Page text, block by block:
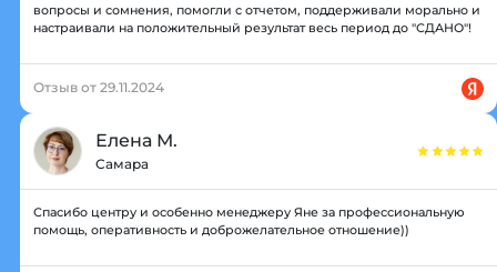
вопросы и сомнения, помогли с отчетом, поддерживали морально и
настраивали на положительный результат весь период до "СДАНО"!
Отзыв от 29.11.2024
Елена М.
Самара
Спасибо центру и особенно менеджеру Яне за профессиональную
помощь, оперативность и доброжелательное отношение))